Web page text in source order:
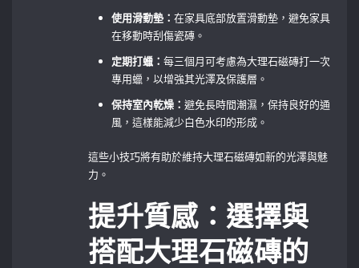
使用滑動墊：在家具底部放置滑動墊，避免家具
在移動時刮傷瓷磚。
定期打蠟：每三個月可考慮為大理石磁磚打一次
專用蠟，以增強其光澤及保護層。
保持室內乾燥：避免長時間潮濕，保持良好的通
風，這樣能減少白色水印的形成。
這些小技巧將有助於維持大理石磁磚如新的光澤與魅
力。
提升質感：選擇與
搭配大理石磁磚的